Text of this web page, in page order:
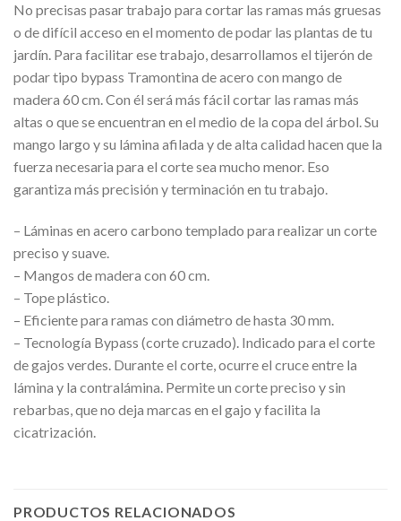
No precisas pasar trabajo para cortar las ramas más gruesas
o de difícil acceso en el momento de podar las plantas de tu
jardín. Para facilitar ese trabajo, desarrollamos el tijerón de
podar tipo bypass Tramontina de acero con mango de
madera 60 cm. Con él será más fácil cortar las ramas más
altas o que se encuentran en el medio de la copa del árbol. Su
mango largo y su lámina afilada y de alta calidad hacen que la
fuerza necesaria para el corte sea mucho menor. Eso
garantiza más precisión y terminación en tu trabajo.
– Láminas en acero carbono templado para realizar un corte
preciso y suave.
– Mangos de madera con 60 cm.
– Tope plástico.
– Eficiente para ramas con diámetro de hasta 30 mm.
– Tecnología Bypass (corte cruzado). Indicado para el corte
de gajos verdes. Durante el corte, ocurre el cruce entre la
lámina y la contralámina. Permite un corte preciso y sin
rebarbas, que no deja marcas en el gajo y facilita la
cicatrización.
PRODUCTOS RELACIONADOS